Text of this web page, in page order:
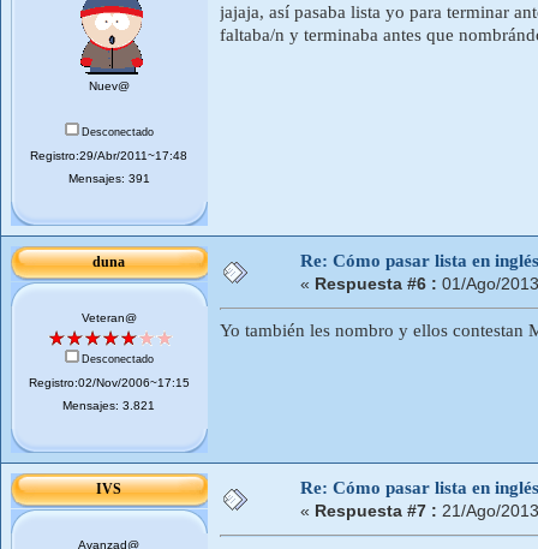
Nuev@
Desconectado
Registro:29/Abr/2011~17:48
Mensajes: 391
jajaja, así pasaba lista yo para terminar
faltaba/n y terminaba antes que
duna
Veteran@
Desconectado
Registro:02/Nov/2006~17:15
Mensajes: 3.821
Re: Cómo pasar lista en
« Respuesta #6 : 01/Ago/
Yo también les nombro y ellos contestan
IVS
Avanzad@
Re: Cómo pasar lista en
« Respuesta #7 : 21/Ago/